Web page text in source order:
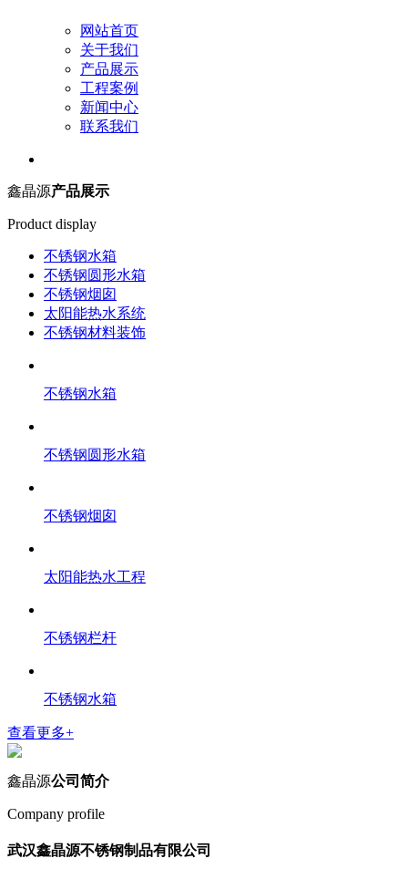
网站首页
关于我们
产品展示
工程案例
新闻中心
联系我们
鑫晶源产品展示
Product display
不锈钢水箱
不锈钢圆形水箱
不锈钢烟囱
太阳能热水系统
不锈钢材料装饰
不锈钢水箱
不锈钢圆形水箱
不锈钢烟囱
太阳能热水工程
不锈钢栏杆
不锈钢水箱
查看更多+
鑫晶源公司简介
Company profile
武汉鑫晶源不锈钢制品有限公司